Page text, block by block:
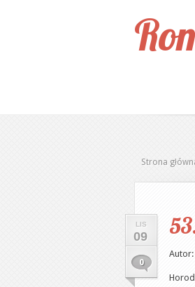
Strona
LIS
09
0
Autor: